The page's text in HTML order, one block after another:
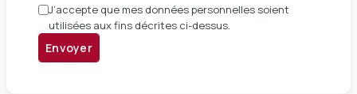
J’accepte que mes données personnelles soient
utilisées aux fins décrites ci-dessus.
Envoyer